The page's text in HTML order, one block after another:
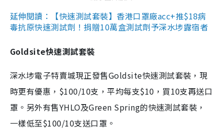
延伸閱讀：【快速測試套裝】香港口罩廠acc+推$18病
毒抗原快速測試劑！捐贈10萬盒測試劑予深水埗露宿者
Goldsite快速測試套裝
深水埗電子特賣城現正發售Goldsite快速測試套裝，現
時更有優惠，$100/10支，平均每支$10，買10支再送口
罩。另外有售YHLO及Green Spring的快速測試套裝，
一樣低至$100/10支送口罩。